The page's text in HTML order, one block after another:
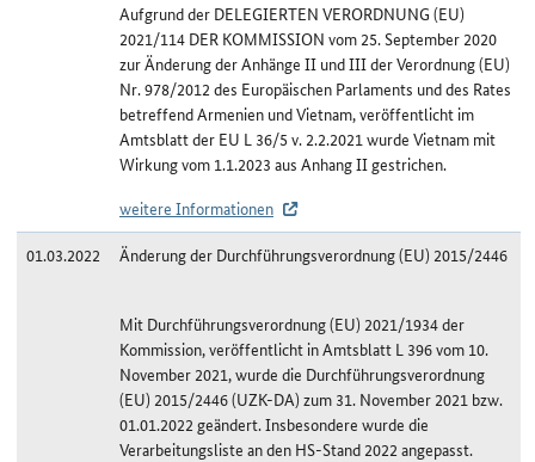
Aufgrund der DELEGIERTEN VERORDNUNG (EU)
2021/114 DER KOMMISSION vom 25. September 2020
zur Änderung der Anhänge II und III der Verordnung (EU)
Nr. 978/2012 des Europäischen Parlaments und des Rates
betreffend Armenien und Vietnam, veröffentlicht im
Amtsblatt der EU L 36/5 v. 2.2.2021 wurde Vietnam mit
Wirkung vom 1.1.2023 aus Anhang II gestrichen.
weitere Informationen
01.03.2022
Änderung der Durchführungsverordnung (EU) 2015/2446
Mit Durchführungsverordnung (EU) 2021/1934 der
Kommission, veröffentlicht in Amtsblatt L 396 vom 10.
November 2021, wurde die Durchführungsverordnung
(EU) 2015/2446 (UZK-DA) zum 31. November 2021 bzw.
01.01.2022 geändert. Insbesondere wurde die
Verarbeitungsliste an den HS-Stand 2022 angepasst.